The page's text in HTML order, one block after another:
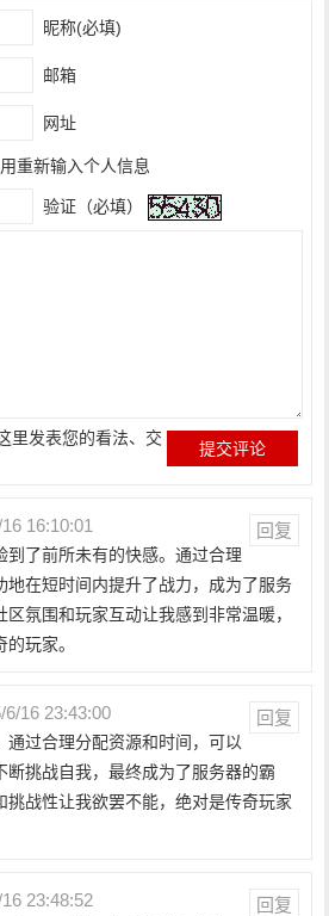
昵称(必填)
邮箱
网址
重新输入个人信息
验证（必填）
里发表您的看法、交
16:10:01 回复
到了前所未有的快感。通过合理
地在短时间内提升了战力，成为了服务
氛围和玩家互动让我感到非常温暖，
玩家。
6/16 23:43:00 回复
通过合理分配资源和时间，可以
断挑战自我，最终成为了服务器的霸
挑战性让我欲罢不能，绝对是传奇玩家
23:48:52 回复